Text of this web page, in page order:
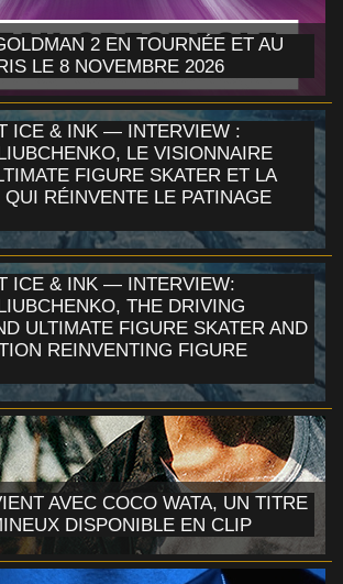
2 EN TOURNÉE ET AU
LE 8 NOVEMBRE 2026
ICE & INK — INTERVIEW :
LE VISIONNAIRE
FIGURE SKATER ET LA
RÉINVENTE LE PATINAGE
ICE & INK — INTERVIEW:
THE DRIVING
ULTIMATE FIGURE SKATER AND
REINVENTING FIGURE
AVEC COCO WATA, UN TITRE
DISPONIBLE EN CLIP